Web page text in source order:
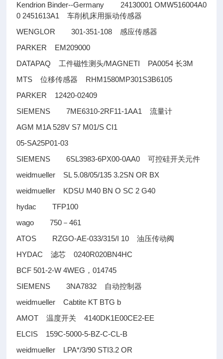
Kendrion Binder--Germany 24130001 OMW516004A0
0 2451613A1车削机床用振动传感器
WENGLOR 301-351-108感应传感器
PARKER EM209000
DATAPAQ 工件磁性测头/MAGNETI PA0054长3M
MTS位移传感器
RHM1580MP301S3B6105
PARKER 12420-02409
SIEMENS 7ME6310-2RF11-1AA1流量计
AGM M1A 528V S7 M01/S CI1
05-SA25P01-03
SIEMENS 6SL3983-6PX00-0AA0可控硅开关元件
weidmueller SL 5.08/05/135 3.2SN OR BX
weidmueller KDSU M40 BN O SC 2 G40
hydac TFP100
wago 750 －461
ATOS RZGO-AE-033/315/I 10油压传动阀
HYDAC滤芯 0240R020BN4HC
BCF 501-2-W 4WEG ，014745
SIEMENS 3NA7832
自动控制器
weidmueller Cabtite KT BTG b
AMOT温度开关
4140DK1E00CE2-EE
ELCIS 159C-5000-5-BZ-C-CL-B
weidmueller LPA*/3/90 STI3.2 OR